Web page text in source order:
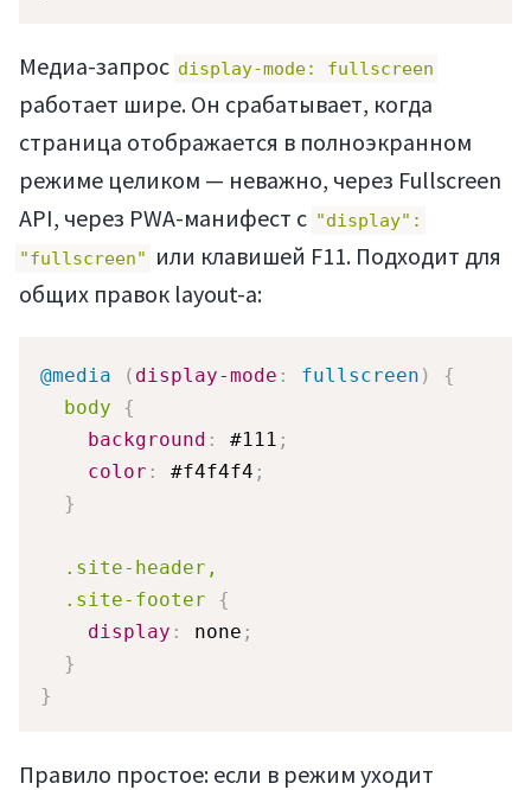
Медиа-запрос display-mode: fullscreen
работает шире. Он срабатывает, когда
страница отображается в полноэкранном
режиме целиком — неважно, через Fullscreen
API, через PWA-манифест с "display":
"fullscreen"
или клавишей F11. Подходит для
общих правок layout-а:
@media ( display-mode : fullscreen )
{
body
{
background : #111 ;
color : #f4f4f4 ;
}
.site-header,
  .site-footer
{
display : none ;
}
}
Правило простое: если в режим уходит